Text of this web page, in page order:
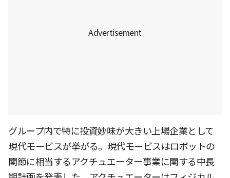
グループ内で特に投資妙味が大きい上場企業として
現代モービスが挙がる。現代モービスはロボットの
関節に相当するアクチュエーター事業に関する中長